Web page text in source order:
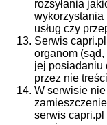
rozsyłania
wykorzystania
usług czy
Serwis
organom
jej posiadaniu
przez nie
W serwisie
serwis